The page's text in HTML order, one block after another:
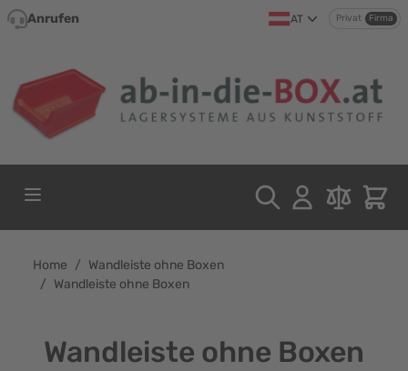
Direkt zum Inhalt
Anrufen AT Privat Firma
Home / Wandleiste ohne Boxen
/ Wandleiste ohne Boxen
Wandleiste ohne Boxen